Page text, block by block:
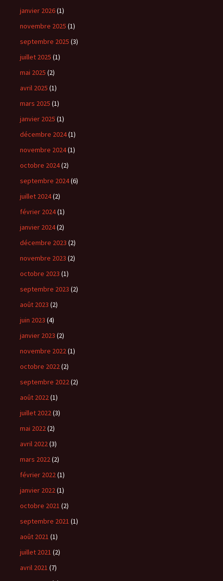
janvier 2026(1)
novembre 2025 (1)
septembre 2025 (3)
juillet 2025 (1)
mai 2025 (2)
avril 2025 (1)
mars 2025 (1)
janvier 2025 (1)
décembre 2024(1)
novembre 2024(1)
octobre 2024(2)
septembre 2024(6)
juillet 2024(2)
février 2024(1)
janvier 2024(2)
décembre 2023 (2)
novembre 2023 (2)
octobre 2023 (1)
septembre 2023 (2)
août 2023 (2)
juin 2023 (4)
janvier 2023 (2)
novembre 2022(1)
octobre 2022(2)
septembre 2022(2)
août 2022(1)
juillet 2022(3)
mai 2022(2)
avril 2022(3)
mars 2022(2)
février 2022(1)
janvier 2022(1)
octobre 2021 (2)
septembre 2021 (1)
août 2021 (1)
juillet 2021 (2)
avril 2021 (7)